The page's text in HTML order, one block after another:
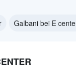
Galbani bei E